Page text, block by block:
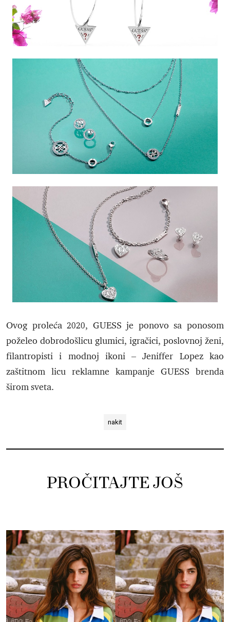
Ovog proleća 2020, GUESS je ponovo sa ponosom
poželeo dobrodošlicu glumici, igračici, poslovnoj ženi,
filantropisti i modnoj ikoni – Jeniffer Lopez kao
zaštitnom licu reklamne kampanje GUESS brenda
širom sveta.
nakit
PROČITAJTE JOŠ